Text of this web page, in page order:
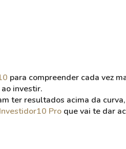
para compreender cada vez
investir.
ter resultados acima da
Investidor10 Pro que vai te dar